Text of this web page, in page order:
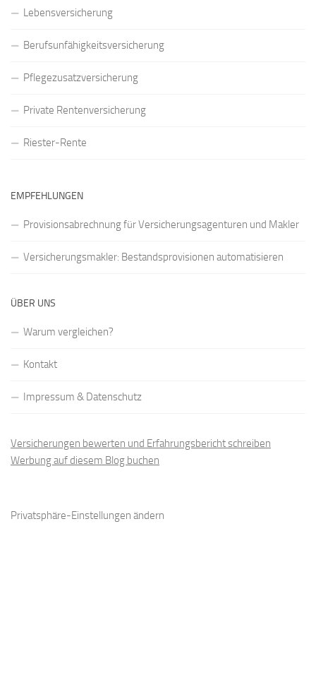
Lebensversicherung
Berufsunfähigkeitsversicherung
Pflegezusatzversicherung
Private Rentenversicherung
Riester-Rente
EMPFEHLUNGEN
Provisionsabrechnung für Versicherungsagenturen und Makler
Versicherungsmakler: Bestandsprovisionen automatisieren
ÜBER UNS
Warum vergleichen?
Kontakt
Impressum & Datenschutz
Versicherungen bewerten und Erfahrungsbericht schreiben
Werbung auf diesem Blog buchen
Privatsphäre-Einstellungen ändern